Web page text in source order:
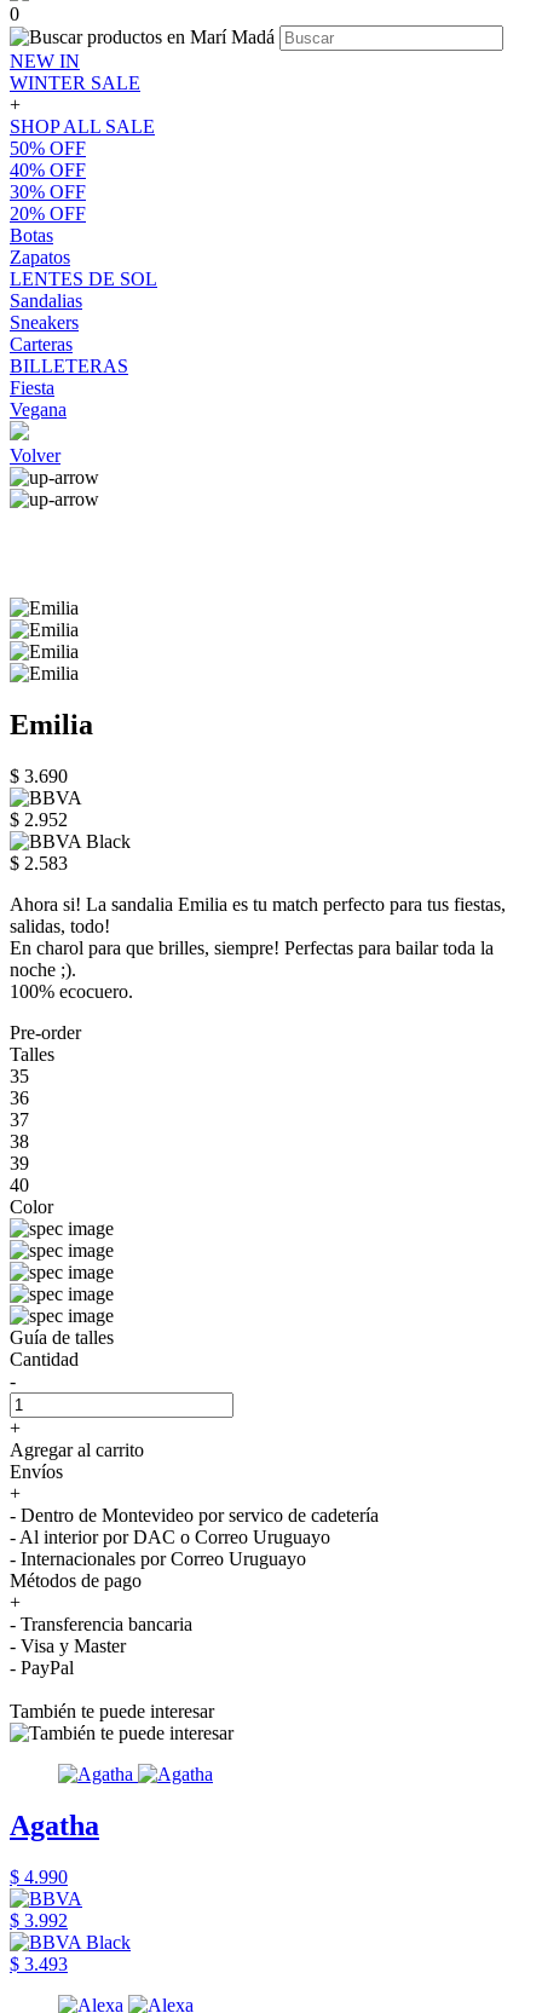
0
NEW IN
WINTER SALE
+
SHOP ALL SALE
50% OFF
40% OFF
30% OFF
20% OFF
Botas
Zapatos
LENTES DE SOL
Sandalias
Sneakers
Carteras
BILLETERAS
Fiesta
Vegana
Volver
Emilia
$ 3.690
$ 2.952
$ 2.583
Ahora si! La sandalia Emilia es tu match perfecto para tus fiestas,
salidas, todo!
En charol para que brilles, siempre! Perfectas para bailar toda la
noche ;).
100% ecocuero.
Pre-order
Talles
35
36
37
38
39
40
Color
Guía de talles
Cantidad
-
+
Agregar al carrito
Envíos
+
- Dentro de Montevideo por servico de cadetería
- Al interior por DAC o Correo Uruguayo
- Internacionales por Correo Uruguayo
Métodos de pago
+
- Transferencia bancaria
- Visa y Master
- PayPal
También te puede interesar
Agatha
$ 4.990
$ 3.992
$ 3.493